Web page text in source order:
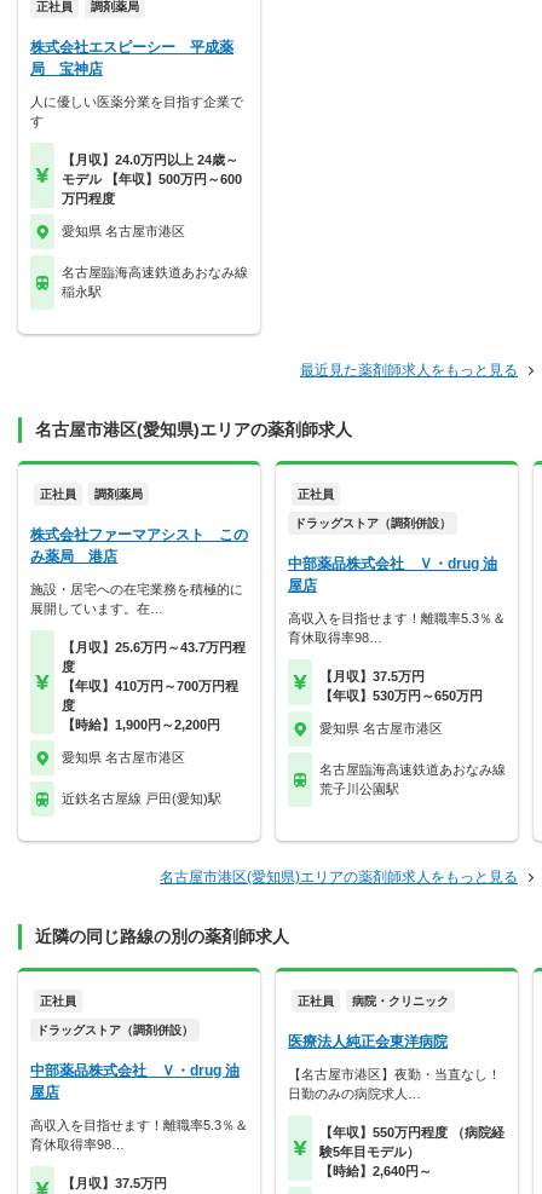
正社員 調剤薬局
株式会社エスピーシー 平成薬
局 宝神店
人に優しい医薬分業を目指す企業で
す
【月収】24.0万円以上 24歳～
モデル 【年収】500万円～600
万円程度
愛知県 名古屋市港区
名古屋臨海高速鉄道あおなみ線
稲永駅
最近見た薬剤師求人をもっと見る
名古屋市港区(愛知県)エリアの薬剤師求人
正社員 調剤薬局
株式会社ファーマアシスト この
み薬局 港店
施設・居宅への在宅業務を積極的に
展開しています。在…
【月収】25.6万円～43.7万円程
度
【年収】410万円～700万円程
度
【時給】1,900円～2,200円
愛知県 名古屋市港区
近鉄名古屋線 戸田(愛知)駅
正社員
ドラッグストア（調剤併設）
中部薬品株式会社 Ｖ・drug 油
屋店
高収入を目指せます！離職率5.3％＆
育休取得率98…
【月収】37.5万円
【年収】530万円～650万円
愛知県 名古屋市港区
名古屋臨海高速鉄道あおなみ線
荒子川公園駅
名古屋市港区(愛知県)エリアの薬剤師求人をもっと見る
近隣の同じ路線の別の薬剤師求人
正社員
ドラッグストア（調剤併設）
中部薬品株式会社 Ｖ・drug 油
屋店
高収入を目指せます！離職率5.3％＆
育休取得率98…
【月収】37.5万円
正社員 病院・クリニック
医療法人純正会東洋病院
【名古屋市港区】夜勤・当直なし！
日勤のみの病院求人…
【年収】550万円程度 （病院経
験5年目モデル）
【時給】2,640円～